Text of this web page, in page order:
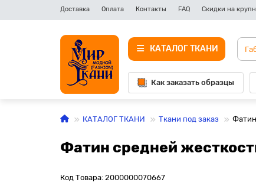
Доставка Оплата Контакты FAQ Скидки на
КАТАЛОГ ТКАНИ
Как заказать образцы
КАТАЛОГ ТКАНИ Ткани под заказ
Фатин средней
Код Товара: 2000000070667